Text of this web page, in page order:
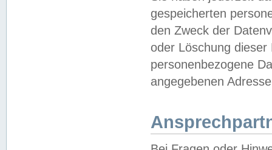
gespeicherten
den Zweck der
oder Löschung
personenbezogene
angegebenen